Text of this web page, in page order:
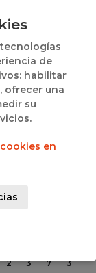
2
3
7
3
de
habilitar
ofrecer una
su
en